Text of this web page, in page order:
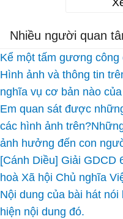
Nhiều người quan
Kể một tấm gương công
Hình ảnh và thông tin
nghĩa vụ cơ bản nào
Em quan sát được
các hình ảnh
ảnh hưởng đến con
[Cánh Diều] Giải GDCD
hoà Xã hội Chủ nghĩa
Nội dung của bài hát
hiện nội dung đó.